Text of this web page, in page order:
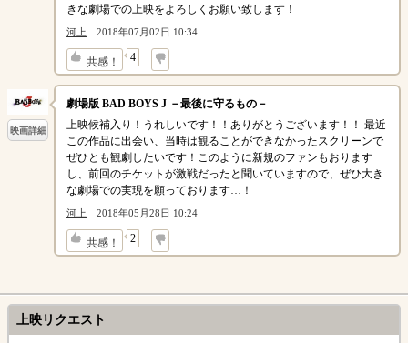
きな劇場での上映をよろしくお願い致します！
河上 2018年07月02日 10:34
共感！ 4
↓
映画詳細
劇場版 BAD BOYS J －最後に守るもの－
上映候補入り！うれしいです！！ありがとうございます！！ 最近
この作品に出会い、当時は観ることができなかったスクリーンで
ぜひとも観劇したいです！このように新規のファンもおります
し、前回のチケットが激戦だったと聞いていますので、ぜひ大き
な劇場での実現を願っております…！
河上 2018年05月28日 10:24
共感！ 2
↓
上映リクエスト